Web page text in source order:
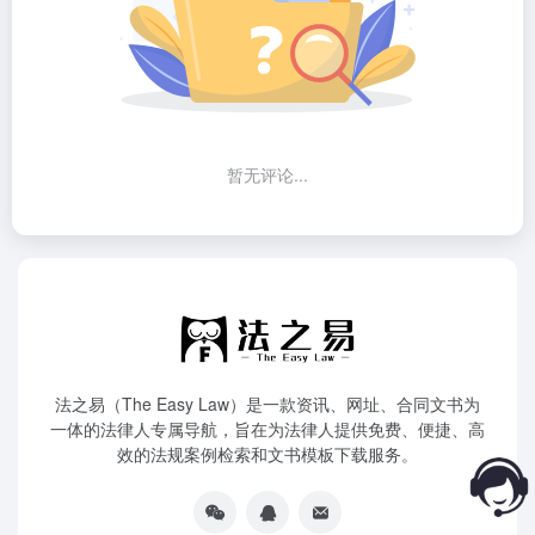
暂无评论...
法之易（The Easy Law）是一款资讯、网址、合同文书为
一体的法律人专属导航，旨在为法律人提供免费、便捷、高
效的法规案例检索和文书模板下载服务。